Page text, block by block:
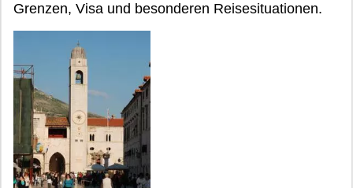
Grenzen, Visa und besonderen Reisesituationen.